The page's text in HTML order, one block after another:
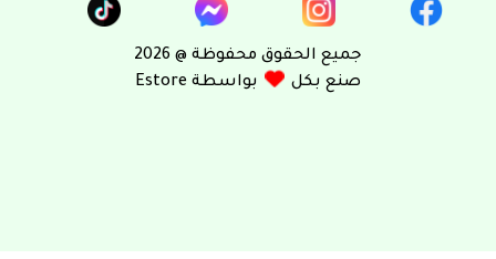
جميع الحقوق محفوظة @ 2026
صنع بكل
بواسطة Estore